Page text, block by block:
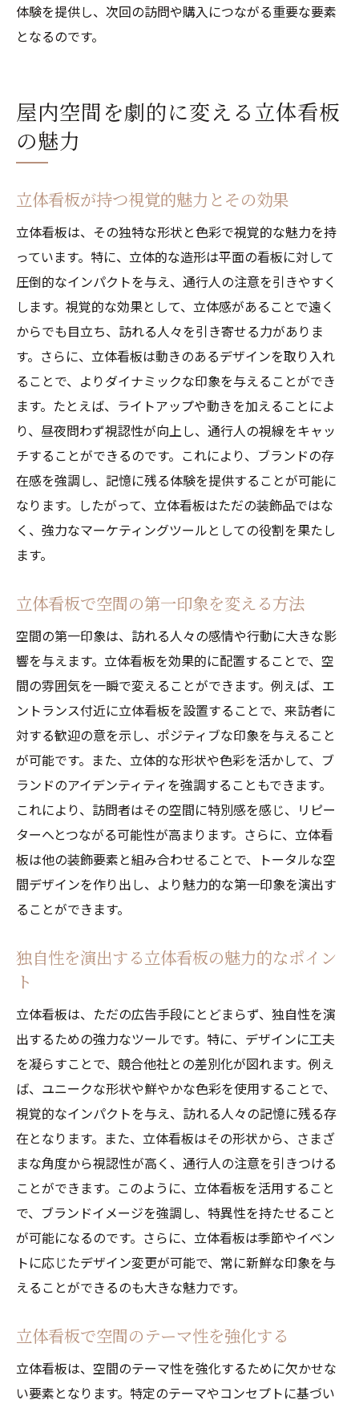
体験を提供し、次回の訪問や購入につながる重要な要素
となるのです。
屋内空間を劇的に変える立体看板
の魅力
立体看板が持つ視覚的魅力とその効果
立体看板は、その独特な形状と色彩で視覚的な魅力を持
っています。特に、立体的な造形は平面の看板に対して
圧倒的なインパクトを与え、通行人の注意を引きやすく
します。視覚的な効果として、立体感があることで遠く
からでも目立ち、訪れる人々を引き寄せる力がありま
す。さらに、立体看板は動きのあるデザインを取り入れ
ることで、よりダイナミックな印象を与えることができ
ます。たとえば、ライトアップや動きを加えることによ
り、昼夜問わず視認性が向上し、通行人の視線をキャッ
チすることができるのです。これにより、ブランドの存
在感を強調し、記憶に残る体験を提供することが可能に
なります。したがって、立体看板はただの装飾品ではな
く、強力なマーケティングツールとしての役割を果たし
ます。
立体看板で空間の第一印象を変える方法
空間の第一印象は、訪れる人々の感情や行動に大きな影
響を与えます。立体看板を効果的に配置することで、空
間の雰囲気を一瞬で変えることができます。例えば、エ
ントランス付近に立体看板を設置することで、来訪者に
対する歓迎の意を示し、ポジティブな印象を与えること
が可能です。また、立体的な形状や色彩を活かして、ブ
ランドのアイデンティティを強調することもできます。
これにより、訪問者はその空間に特別感を感じ、リピー
ターへとつながる可能性が高まります。さらに、立体看
板は他の装飾要素と組み合わせることで、トータルな空
間デザインを作り出し、より魅力的な第一印象を演出す
ることができます。
独自性を演出する立体看板の魅力的なポイン
ト
立体看板は、ただの広告手段にとどまらず、独自性を演
出するための強力なツールです。特に、デザインに工夫
を凝らすことで、競合他社との差別化が図れます。例え
ば、ユニークな形状や鮮やかな色彩を使用することで、
視覚的なインパクトを与え、訪れる人々の記憶に残る存
在となります。また、立体看板はその形状から、さまざ
まな角度から視認性が高く、通行人の注意を引きつける
ことができます。このように、立体看板を活用すること
で、ブランドイメージを強調し、特異性を持たせること
が可能になるのです。さらに、立体看板は季節やイベン
トに応じたデザイン変更が可能で、常に新鮮な印象を与
えることができるのも大きな魅力です。
立体看板で空間のテーマ性を強化する
立体看板は、空間のテーマ性を強化するために欠かせな
い要素となります。特定のテーマやコンセプトに基づい